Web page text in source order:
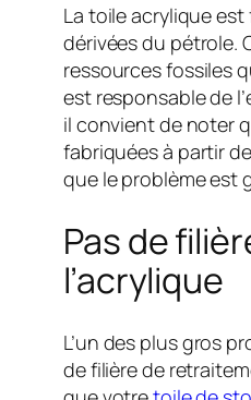
La toile acrylique
dérivées du pétrole.
ressources fossiles
est responsable de
il convient de noter
fabriquées à partir
que le problème est
Pas de
l’acrylique
L’un des plus gros
de filière de